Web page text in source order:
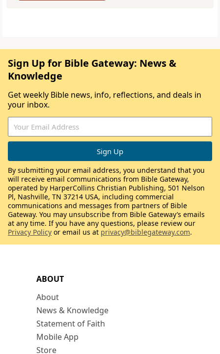
ABOUT
About
News & Knowledge
Statement of Faith
Mobile App
Store
Sign Up for Bible Gateway: News &
Knowledge
Get weekly Bible news, info, reflections, and deals in
your inbox.
By submitting your email address, you understand that you
will receive email communications from Bible Gateway,
operated by HarperCollins Christian Publishing, 501 Nelson
Pl, Nashville, TN 37214 USA, including commercial
communications and messages from partners of Bible
Gateway. You may unsubscribe from Bible Gateway’s emails
at any time. If you have any questions, please review our
Privacy Policy or email us at privacy@biblegateway.com.